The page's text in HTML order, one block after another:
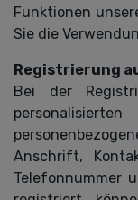
Funktionen
Sie die
Registrierung
Bei der
Anschrift,
Telefonnummer